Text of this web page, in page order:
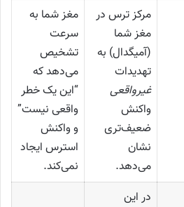
مرکز ترس در
مغز شما
(آمیگدال) به
تهدیدات
غیرواقعی
واکنش
ضعیف‌تری
نشان
می‌دهد.
مغز شما به
سرعت
تشخیص
می‌دهد که
“این یک خطر
واقعی نیست”
و واکنش
استرس ایجاد
نمی‌کند.
در این